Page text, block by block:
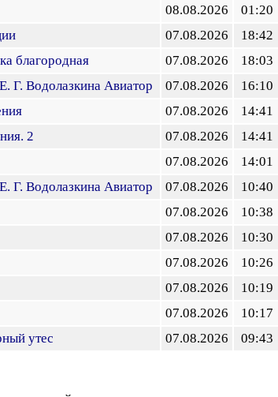
08.08.2026 01:20
07.08.2026 18:42
благородная 07.08.2026 18:03
Г. Водолазкина Авиатор 07.08.2026 16:10
07.08.2026 14:41
2 07.08.2026 14:41
07.08.2026 14:01
Г. Водолазкина Авиатор 07.08.2026 10:40
07.08.2026 10:38
07.08.2026 10:30
07.08.2026 10:26
07.08.2026 10:19
07.08.2026 10:17
утес 07.08.2026 09:43